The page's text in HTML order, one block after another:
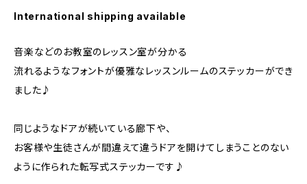
International shipping available
音楽などのお教室のレッスン室が分かる
流れるようなフォントが優雅なレッスンルームのステッカーができ
ました♪
同じようなドアが続いている廊下や、
お客様や生徒さんが間違えて違うドアを開けてしまうことのない
ように作られた転写式ステッカーです♪